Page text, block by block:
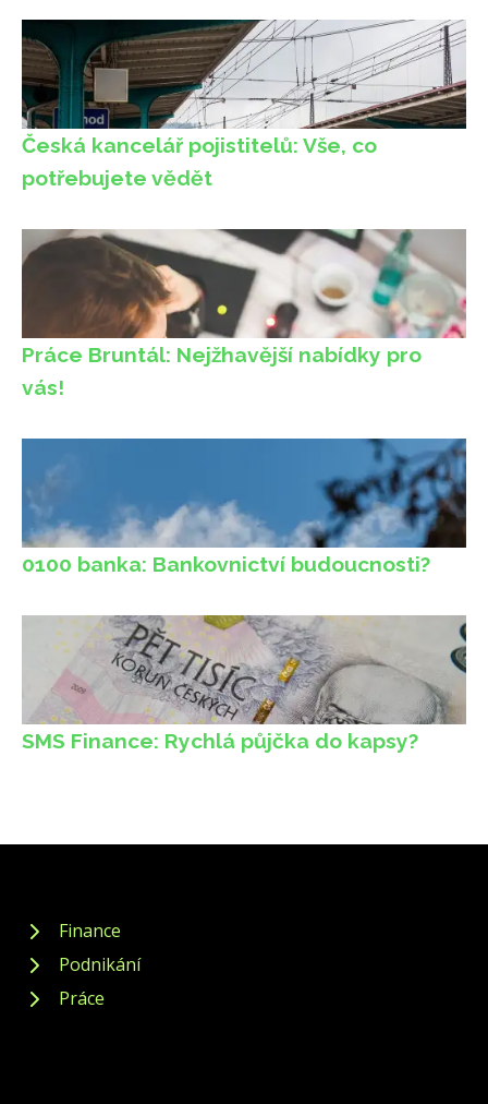
Česká kancelář pojistitelů: Vše, co
potřebujete vědět
Práce Bruntál: Nejžhavější nabídky pro
vás!
0100 banka: Bankovnictví budoucnosti?
SMS Finance: Rychlá půjčka do kapsy?
Finance
Podnikání
Práce